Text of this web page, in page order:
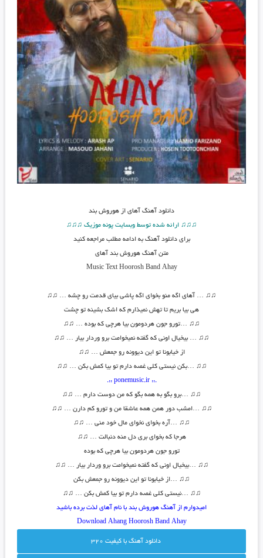
دانلود آهنگآهای از هوروش بند
♫♫♫ ارائه شده توسط وبسایت پونه موزیک ♫♫♫
برای دانلود آهنگ به ادامه مطلب مراجعه کنید
متن آهنگ هوروش بند آهای
Music Text Hoorosh Band Ahay
♫
♫ … آهای اگه منو بخوای اگه پاشی بیای قدمت رو چشه … ♫♫
هی بیا بریم تا تهش نمیذارم که اشک بشینه تو چشت
♫
♫ …تورو جون هردومون بیا هرچی که بوده … ♫♫
♫
♫ … بیخیال اونی که گفته نمیخوامت برو وردار بیار … ♫♫
از خیابونا تو این دیوونه رو جمعش … ♫♫
♫
♫ …بکن نیستی کلی غصه دارم تو بیا کمش بکن … ♫♫
.:: ponemusic.ir ::.
♫
♫ …برو بگو به همه بگو که من دوست دارم … ♫♫
♫
♫ …امشب دور همن همه عاشقا من و تورو کم دارن … ♫♫
♫
♫ …آره بخوای نخوای مال خود منی … ♫♫
هرجا که بخوای بری دل منه دنبالت … ♫♫
تورو جون هردومون بیا هرچی که بوده
♫
♫ …بیخیال اونی که گفته نمیخوامت برو وردار بیار … ♫♫
♫
♫ …از خیابونا تو این دیوونه رو جمعش بکن
♫
♫ …نیستی کلی غصه دارم تو بیا کمش بکن … ♫♫
امیدوارم از آهنگ هوروش بند با نام آهای لذت برده باشید
Download Ahang Hoorosh Band Ahay
دانلود آهنگ با کيفيت 320